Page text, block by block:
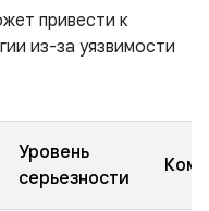
привести к
из-за уязвимости
Уровень
серьезности